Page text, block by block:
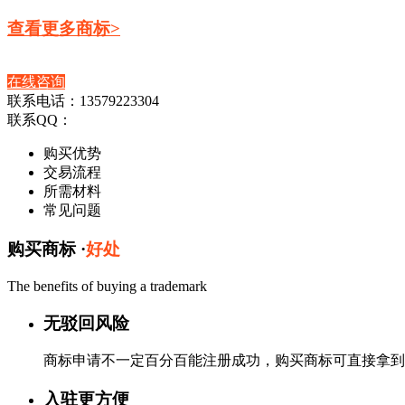
查看更多商标>
在线咨询
联系电话：13579223304
联系QQ：
购买优势
交易流程
所需材料
常见问题
购买商标 ·好处
The benefits of buying a trademark
无驳回风险
商标申请不一定百分百能注册成功，购买商标可直接拿
入驻更方便